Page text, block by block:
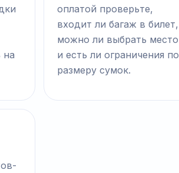
на
оплатой проверьте,
входит ли багаж в билет,
можно ли выбрать место
и есть ли ограничения по
размеру сумок.